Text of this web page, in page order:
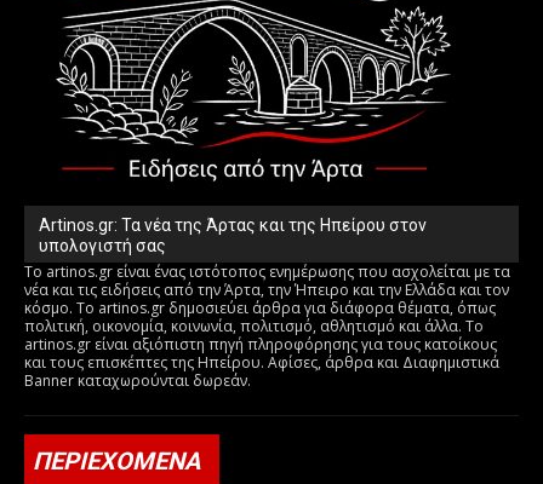
Artinos.gr: Τα νέα της Άρτας και της Ηπείρου στον
υπολογιστή σας
Το artinos.gr είναι ένας ιστότοπος ενημέρωσης που ασχολείται με τα
νέα και τις ειδήσεις από την Άρτα, την Ήπειρο και την Ελλάδα και τον
κόσμο. Το artinos.gr δημοσιεύει άρθρα για διάφορα θέματα, όπως
πολιτική, οικονομία, κοινωνία, πολιτισμό, αθλητισμό και άλλα. Το
artinos.gr είναι αξιόπιστη πηγή πληροφόρησης για τους κατοίκους
και τους επισκέπτες της Ηπείρου. Αφίσες, άρθρα και Διαφημιστικά
Banner καταχωρούνται δωρεάν.
ΠΕΡΙΕΧΟΜΕΝΑ